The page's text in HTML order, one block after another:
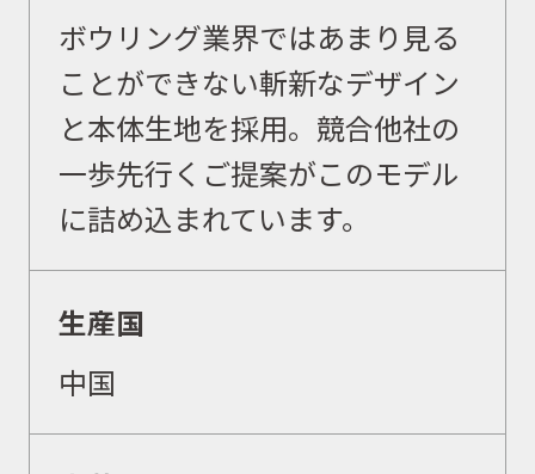
取扱ブランド
商品カタログ
WEBショップ
ニュース
ボウリング業界ではあまり見る
ことができない斬新なデザイン
と本体生地を採用。競合他社の
一歩先行くご提案がこのモデル
に詰め込まれています。
生産国
中国